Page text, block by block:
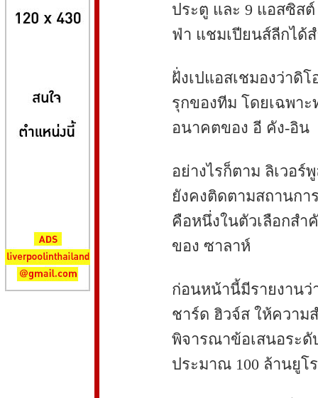
ประตู และ 9 แอสซิส
ฟ่า แชมเปียนส์ลีกได้ส
ฝั่งเปแอสเชมองว่าดิ
รุกของทีม โดยเฉพา
อนาคตของ อี คัง-อิน
อย่างไรก็ตาม ลิเวอ
ยังคงติดตามสถานกา
คือหนึ่งในตัวเลือกส
ของ ซาลาห์
ก่อนหน้านี้มีรายงานว่
ชาร์ด ฮิวจ์ส ให้ควา
พิจารณาข้อเสนอระดั
ประมาณ 100 ล้านยูโร